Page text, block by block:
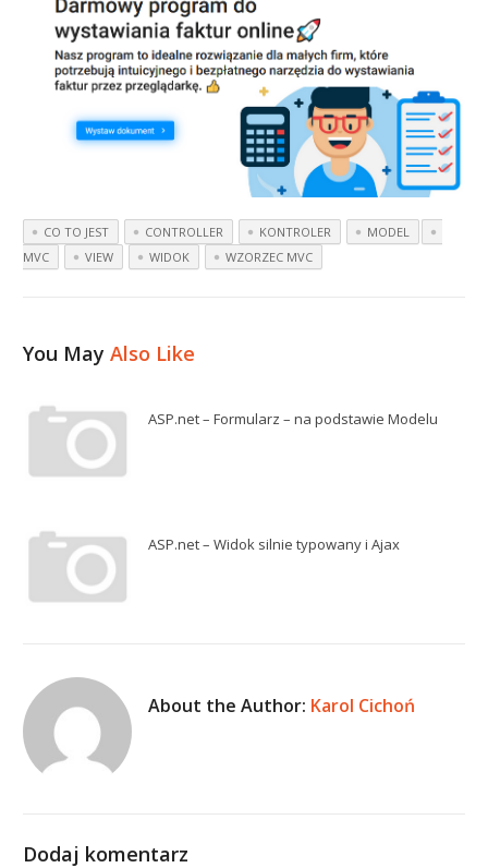
CO TO JEST CONTROLLER KONTROLER
MODEL
MVC
VIEW WIDOK WZORZEC MVC
You MayAlso Like
ASP.net – Formularz – na podstawie Modelu
ASP.net – Widok silnie typowany i Ajax
About the Author: Karol Cichoń
Dodaj komentarz